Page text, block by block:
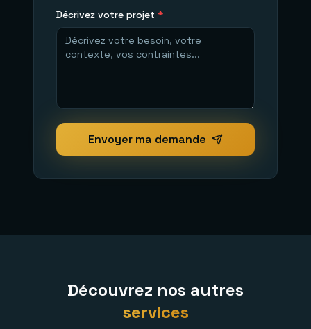
Décrivez votre projet *
Envoyer ma demande
Découvrez nos autres
services